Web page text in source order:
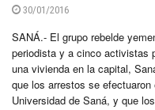
30/01/2016
SANÁ.- El grupo rebelde
periodista y a cinco activistas
una vivienda en la capital,
que los arrestos se
Universidad de Saná, y que